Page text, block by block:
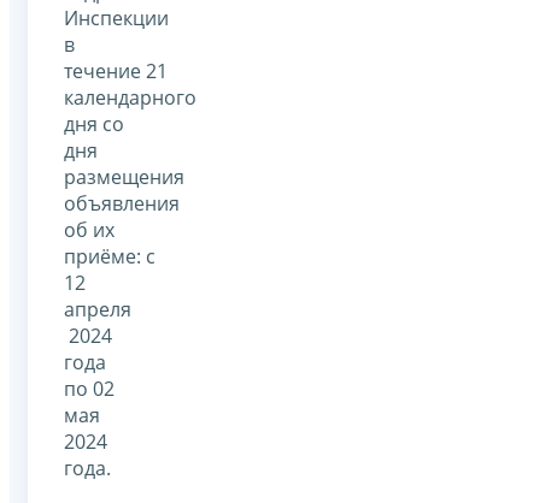
Инспекции
в
течение 21
календарного
дня со
дня
размещения
объявления
об их
приёме: с
12
апреля
2024
года
по 02
мая
2024
года.